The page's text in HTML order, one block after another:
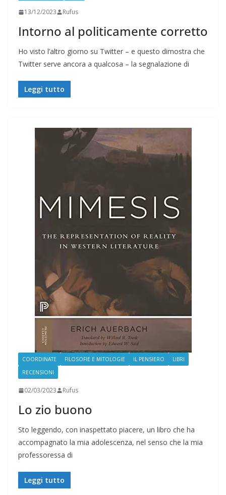
13/12/2023 Rufus
Intorno al politicamente corretto
Ho visto l’altro giorno su Twitter – e questo dimostra che
Twitter serve ancora a qualcosa – la segnalazione di
Leggi tutto
COORDINATE FILOSOFIE E MITOLOGIE IL PENSIERO
LIBRI
RECENSIONI
02/03/2023 Rufus
Lo zio buono
Sto leggendo, con inaspettato piacere, un libro che ha
accompagnato la mia adolescenza, nel senso che la mia
professoressa di
Leggi tutto